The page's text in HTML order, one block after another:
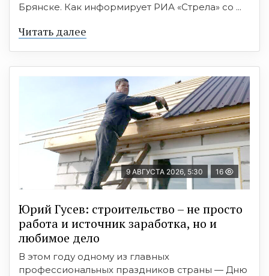
Брянске. Как информирует РИА «Стрела» со ...
Читать далее
9 АВГУСТА 2026, 5:30 16
Юрий Гусев: строительство – не просто
работа и источник заработка, но и
любимое дело
В этом году одному из главных
профессиональных праздников страны — Дню